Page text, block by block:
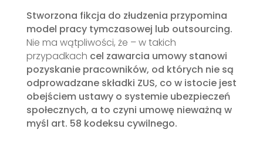
Stworzona fikcja do złudzenia przypomina
model pracy tymczasowej lub outsourcing.
Nie ma wątpliwości, że – w takich
przypadkach cel zawarcia umowy stanowi
pozyskanie pracowników, od których nie są
odprowadzane składki ZUS, co w istocie jest
obejściem ustawy o systemie ubezpieczeń
społecznych, a to czyni umowę nieważną w
myśl art. 58 kodeksu cywilnego.